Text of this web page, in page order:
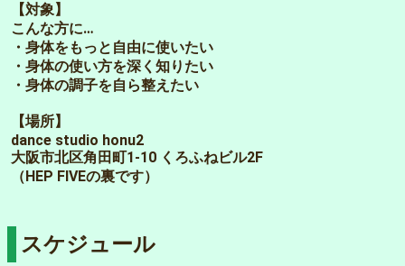
【対象】
こんな方に…
・身体をもっと自由に使いたい
・身体の使い方を深く知りたい
・身体の調子を自ら整えたい
【場所】
dance studio honu2
大阪市北区角田町1-10 くろふねビル2F
（HEP FIVEの裏です）
スケジュール